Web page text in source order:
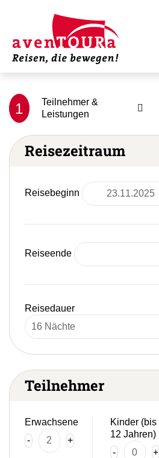
1
Teilnehmer &
Leistungen
Reisezeitraum
Reisebeginn
Reiseende
Reisedauer
Teilnehmer
Erwachsene
-
+
Kinder (bis
12 Jahren)
-
+